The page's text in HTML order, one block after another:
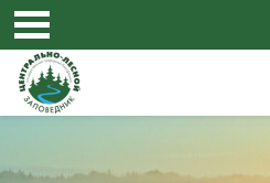
Skip to main content